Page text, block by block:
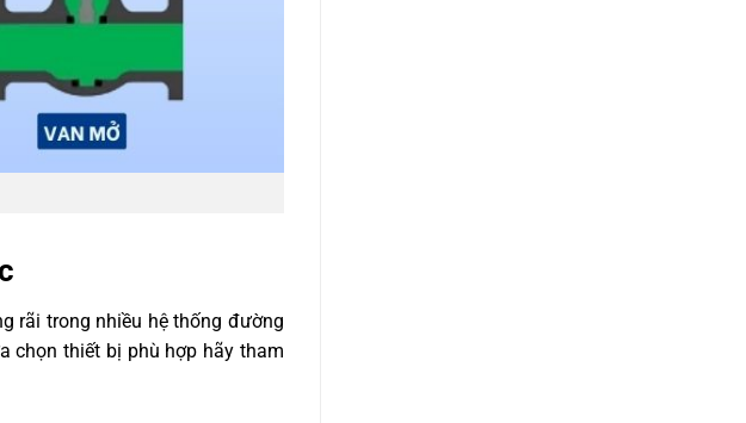
rãi trong nhiều hệ thống đường
chọn thiết bị phù hợp hãy tham